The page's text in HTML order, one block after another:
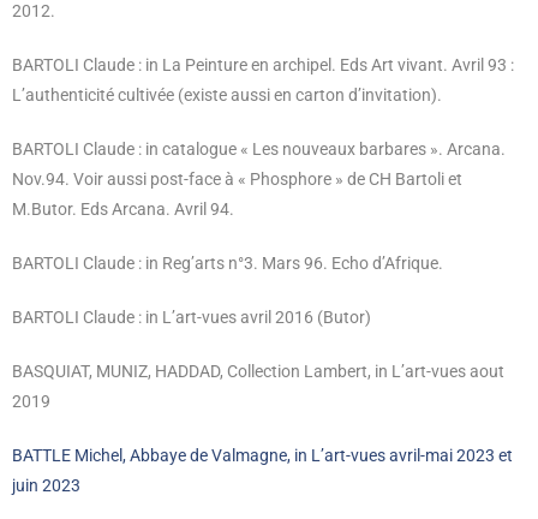
2012.
BARTOLI Claude : in La Peinture en archipel. Eds Art vivant. Avril 93 :
L’authenticité cultivée (existe aussi en carton d’invitation).
BARTOLI Claude : in catalogue « Les nouveaux barbares ». Arcana.
Nov.94. Voir aussi post-face à « Phosphore » de CH Bartoli et
M.Butor. Eds Arcana. Avril 94.
BARTOLI Claude : in Reg’arts n°3. Mars 96. Echo d’Afrique.
BARTOLI Claude : in L’art-vues avril 2016 (Butor)
BASQUIAT, MUNIZ, HADDAD, Collection Lambert, in L’art-vues aout
2019
BATTLE Michel, Abbaye de Valmagne, in L’art-vues avril-mai 2023 et
juin 2023